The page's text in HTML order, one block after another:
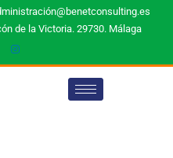
de la Victoria. 29730. Málaga